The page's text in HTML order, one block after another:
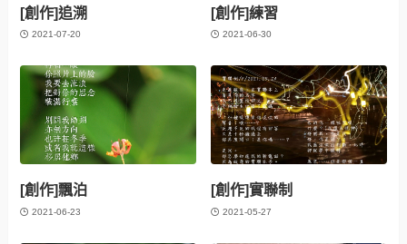
[創作]追溯
2021-07-20
[創作]練習
2021-06-30
[創作]飄泊
2021-06-23
[創作]實聯制
2021-05-27